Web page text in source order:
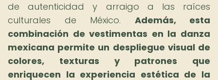
de autenticidad y arraigo a las raíces
culturales de México. Además, esta
combinación de vestimentas en la danza
mexicana permite un despliegue visual de
colores, texturas y patrones que
enriquecen la experiencia estética de la